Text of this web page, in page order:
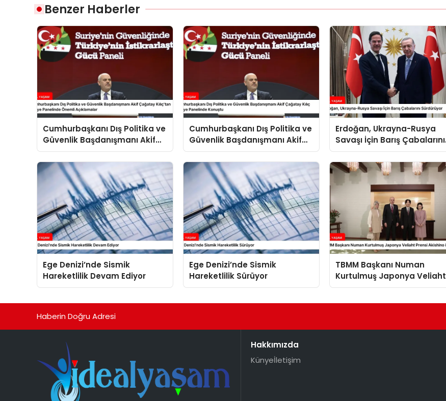
Benzer Haberler
Cumhurbaşkanı Dış Politika ve
Güvenlik Başdanışmanı Akif
Çağatay Kılıç’tan Suriye
Panelinde Önemli Açıklamalar
Cumhurbaşkanı Dış Politika ve
Güvenlik Başdanışmanı Akif
Çağatay Kılıç Suriye Panelinde
Konuştu
Erdoğan, Ukrayna-Rusya
Savaşı İçin Barış Çabalarını
Sürdürüyor
Ege Denizi’nde Sismik
Hareketlilik Devam Ediyor
Ege Denizi’nde Sismik
Hareketlilik Sürüyor
TBMM Başkanı Numan
Kurtulmuş Japonya Veliaht
Prensi Akishino ile Görüştü
Haberin Doğru Adresi
Hakkımızda
Künyeİletişim